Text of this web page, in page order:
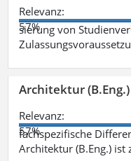
Relevanz:
57%
sierung von
Architektur (B.Eng.)
Relevanz:
57%
fachspezifische
Architektur (B.Eng.) ist